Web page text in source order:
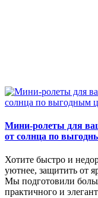
Мини-ролеты для
от солнца по
Хотите быстро и
уютнее, защитить от
Мы подготовили
практичного и